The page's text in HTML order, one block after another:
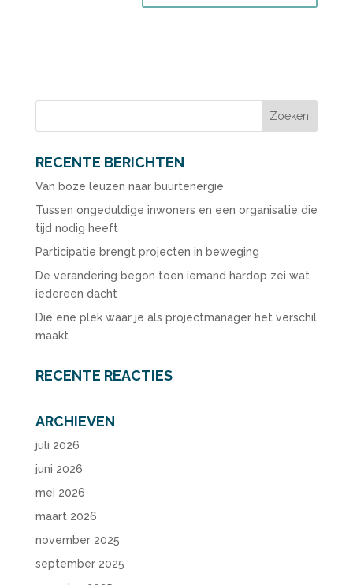
RECENTE BERICHTEN
Van boze leuzen naar buurtenergie
Tussen ongeduldige inwoners en een organisatie die
tijd nodig heeft
Participatie brengt projecten in beweging
De verandering begon toen iemand hardop zei wat
iedereen dacht
Die ene plek waar je als projectmanager het verschil
maakt
RECENTE REACTIES
ARCHIEVEN
juli 2026
juni 2026
mei 2026
maart 2026
november 2025
september 2025